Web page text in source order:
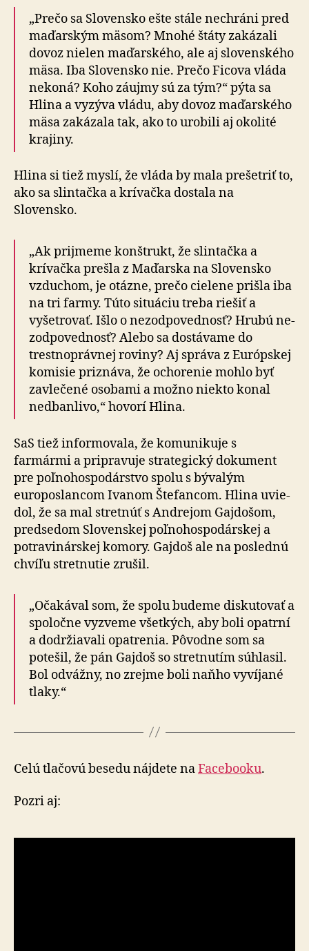
„Prečo sa Slovensko ešte stále nechráni pred
ma­ďar­ským mäsom? Mnohé štáty zakázali
dovoz nielen maďarského, ale aj slovenského
mäsa. Iba Slovensko nie. Prečo Ficova vláda
nekoná? Koho záujmy sú za tým?“ pýta sa
Hlina a vyzýva vládu, aby dovoz ma­ďar­ské­ho
mäsa zakázala tak, ako to urobili aj okolité
kra­ji­ny.
Hlina si tiež myslí, že vláda by mala prešetriť to,
ako sa slintačka a krívačka dostala na
Slovensko.
„Ak prijmeme konštrukt, že slintačka a
krívačka prešla z Maďarska na Slovensko
vzduchom, je otázne, prečo cielene prišla iba
na tri farmy. Túto situáciu treba riešiť a
vyšetrovať. Išlo o nezodpovednosť? Hrubú ne­
zod­po­ved­nosť? Alebo sa dostávame do
trestnoprávnej roviny? Aj správa z Európskej
komisie priznáva, že ochorenie mohlo byť
zavlečené osobami a možno niekto konal
nedbanlivo,“ hovorí Hlina.
SaS tiež informovala, že komunikuje s
farmármi a pri­pra­vu­je strategický dokument
pre poľnohospodárstvo spolu s bývalým
europoslancom Ivanom Štefancom. Hlina uvie­
dol, že sa mal stretnúť s Andrejom Gajdošom,
predsedom Slovenskej poľnohospodárskej a
potravinárskej komory. Gajdoš ale na poslednú
chvíľu stretnutie zrušil.
„Očakával som, že spolu budeme diskutovať a
spoločne vyzveme všetkých, aby boli opatrní
a dodržiavali opa­tre­nia. Pôvodne som sa
potešil, že pán Gajdoš so stret­nu­tím súhlasil.
Bol odvážny, no zrejme boli naňho vy­ví­ja­né
tlaky.“
Celú tlačovú besedu nájdete naFacebooku.
Pozri aj: